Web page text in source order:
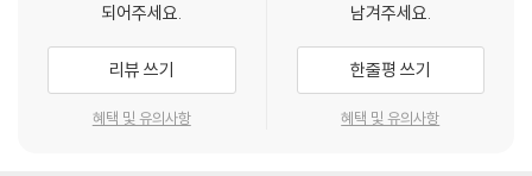
되어주세요.
리뷰 쓰기
혜택 및 유의사항
남겨주세요.
한줄평 쓰기
혜택 및 유의사항